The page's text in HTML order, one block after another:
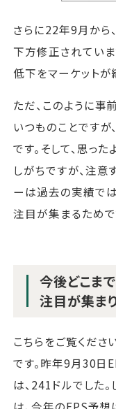
さらに22年9月から
下方修正されていま
低下をマーケットが
ただ、このように事
いつものことです
です。そして、思っ
しがちですが、注意
ーは過去の実績で
注目が集まるためで
今後どこま
注目が集ま
こちらをご覧くださ
です。昨年9月30日
は、241ドルでした